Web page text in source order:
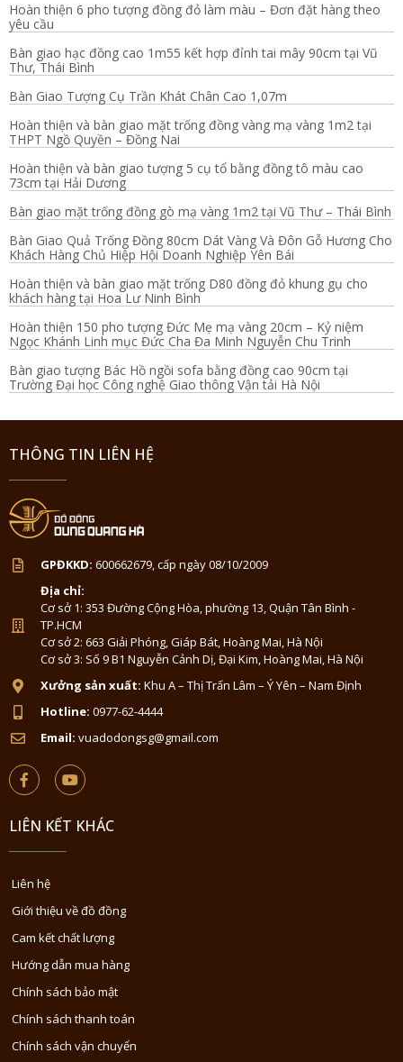
Hoàn thiện 6 pho tượng đồng đỏ làm màu – Đơn đặt hàng theo
yêu cầu
Bàn giao hạc đồng cao 1m55 kết hợp đỉnh tai mây 90cm tại Vũ
Thư, Thái Bình
Bàn Giao Tượng Cụ Trần Khát Chân Cao 1,07m
Hoàn thiện và bàn giao mặt trống đồng vàng mạ vàng 1m2 tại
THPT Ngồ Quyền – Đồng Nai
Hoàn thiện và bàn giao tượng 5 cụ tổ bằng đồng tô màu cao
73cm tại Hải Dương
Bàn giao mặt trống đồng gò mạ vàng 1m2 tại Vũ Thư – Thái Bình
Bàn Giao Quả Trống Đồng 80cm Dát Vàng Và Đôn Gỗ Hương Cho
Khách Hàng Chủ Hiệp Hội Doanh Nghiệp Yên Bái
Hoàn thiện và bàn giao mặt trống D80 đồng đỏ khung gụ cho
khách hàng tại Hoa Lư Ninh Bình
Hoàn thiện 150 pho tượng Đức Mẹ mạ vàng 20cm – Kỷ niệm
Ngọc Khánh Linh mục Đức Cha Đa Minh Nguyễn Chu Trinh
Bàn giao tượng Bác Hồ ngồi sofa bằng đồng cao 90cm tại
Trường Đại học Công nghệ Giao thông Vận tải Hà Nội
THÔNG TIN LIÊN HỆ
GPĐKKD: 600662679, cấp ngày 08/10/2009
Địa chỉ:
Cơ sở 1: 353 Đường Cộng Hòa, phường 13, Quận Tân Bình -
TP.HCM
Cơ sở 2: 663 Giải Phóng, Giáp Bát, Hoàng Mai, Hà Nội
Cơ sở 3: Số 9 B1 Nguyễn Cảnh Dị, Đại Kim, Hoàng Mai, Hà Nội
Xưởng sản xuất: Khu A – Thị Trấn Lâm – Ý Yên – Nam Định
Hotline: 0977-62-4444
Email: vuadodongsg@gmail.com
LIÊN KẾT KHÁC
Liên hệ
Giới thiệu về đồ đồng
Cam kết chất lượng
Hướng dẫn mua hàng
Chính sách bảo mật
Chính sách thanh toán
Chính sách vận chuyển